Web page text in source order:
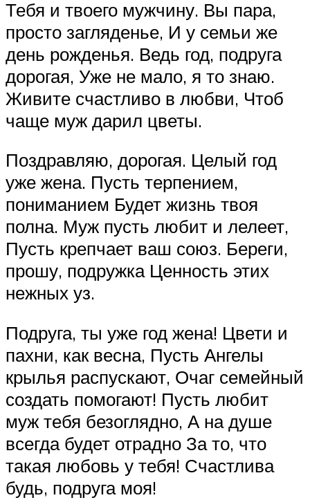
Тебя и твоего мужчину. Вы пара,
просто загляденье, И у семьи же
день рожденья. Ведь год, подруга
дорогая, Уже не мало, я то знаю.
Живите счастливо в любви, Чтоб
чаще муж дарил цветы.
Поздравляю, дорогая. Целый год
уже жена. Пусть терпением,
пониманием Будет жизнь твоя
полна. Муж пусть любит и лелеет,
Пусть крепчает ваш союз. Береги,
прошу, подружка Ценность этих
нежных уз.
Подруга, ты уже год жена! Цвети и
пахни, как весна, Пусть Ангелы
крылья распускают, Очаг семейный
создать помогают! Пусть любит
муж тебя безоглядно, А на душе
всегда будет отрадно За то, что
такая любовь у тебя! Счастлива
будь, подруга моя!